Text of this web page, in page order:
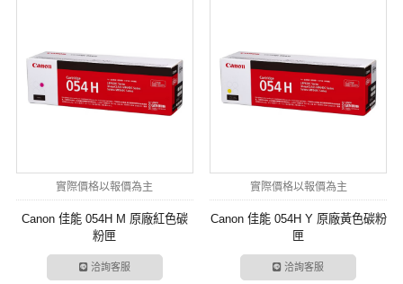
實際價格以報價為主
Canon 佳能 054H M 原廠紅色碳
粉匣
洽詢客服
實際價格以報價為主
Canon 佳能 054H Y 原廠黃色碳粉
匣
洽詢客服